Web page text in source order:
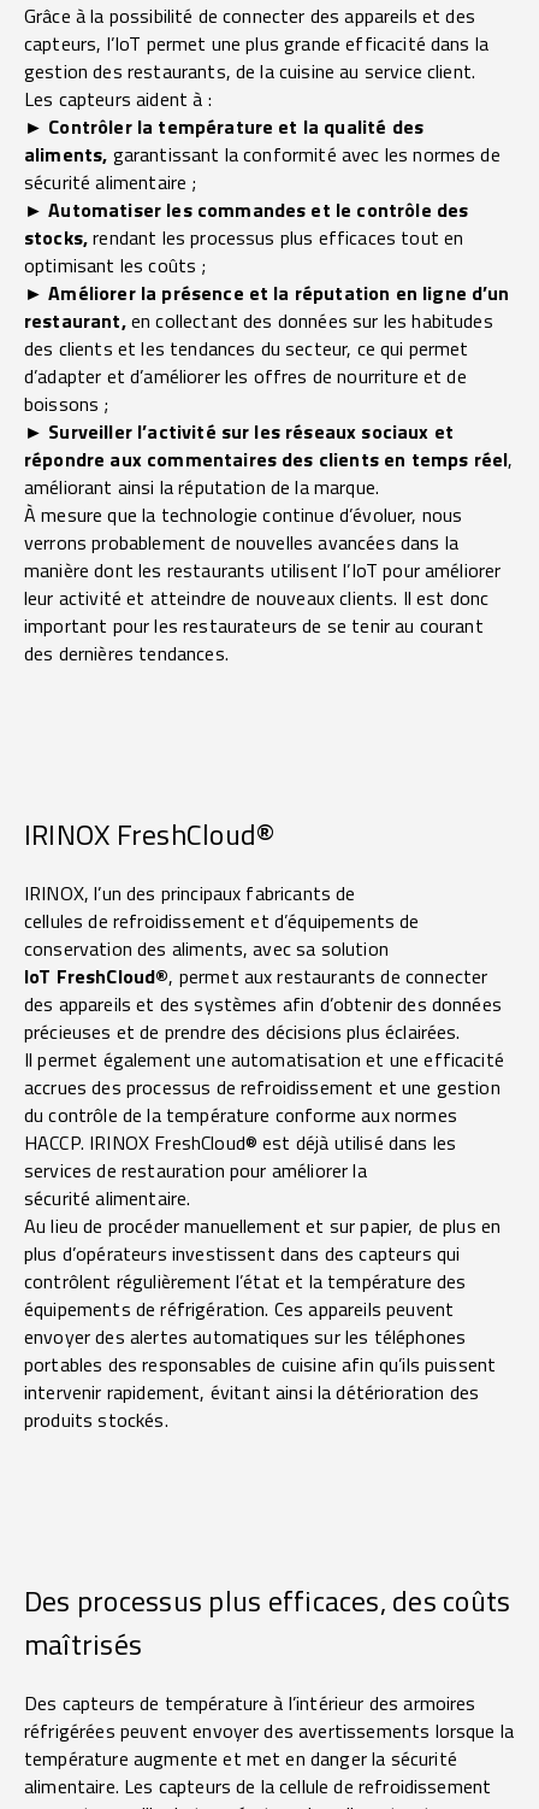
Grâce à la possibilité de connecter des appareils et des
capteurs, l’IoT permet une plus grande efficacité dans la
gestion des restaurants, de la cuisine au service client.
Les capteurs aident à :
► Contrôler la température et la qualité des
aliments, garantissant la conformité avec les normes de
sécurité alimentaire ;
► Automatiser les commandes et le contrôle des
stocks,rendant les processus plus efficaces tout en
optimisant les coûts ;
► Améliorer la présence et la réputation en ligne d’un
restaurant,en collectant des données sur les habitudes
des clients et les tendances du secteur, ce qui permet
d’adapter et d’améliorer les offres de nourriture et de
boissons ;
► Surveiller l’activité sur les réseaux sociaux et
répondre aux commentaires des clients en temps réel,
améliorant ainsi la réputation de la marque.
À mesure que la technologie continue d’évoluer, nous
verrons probablement de nouvelles avancées dans la
manière dont les restaurants utilisent l’IoT pour améliorer
leur activité et atteindre de nouveaux clients. Il est donc
important pour les restaurateurs de se tenir au courant
des dernières tendances.
IRINOX FreshCloud®
IRINOX, l’un des principaux fabricants de
cellules de refroidissement et d’équipements de
conservation des aliments, avec sa solution
IoT FreshCloud®, permet aux restaurants de connecter
des appareils et des systèmes afin d’obtenir des données
précieuses et de prendre des décisions plus éclairées.
Il permet également une automatisation et une efficacité
accrues des processus de refroidissement et une gestion
du contrôle de la température conforme aux normes
HACCP. IRINOX FreshCloud® est déjà utilisé dans les
services de restauration pour améliorer la
sécurité alimentaire.
Au lieu de procéder manuellement et sur papier, de plus en
plus d’opérateurs investissent dans des capteurs qui
contrôlent régulièrement l’état et la température des
équipements de réfrigération. Ces appareils peuvent
envoyer des alertes automatiques sur les téléphones
portables des responsables de cuisine afin qu’ils puissent
intervenir rapidement, évitant ainsi la détérioration des
produits stockés.
Des processus plus efficaces, des coûts
maîtrisés
Des capteurs de température à l’intérieur des armoires
réfrigérées peuvent envoyer des avertissements lorsque la
température augmente et met en danger la sécurité
alimentaire. Les capteurs de la cellule de refroidissement